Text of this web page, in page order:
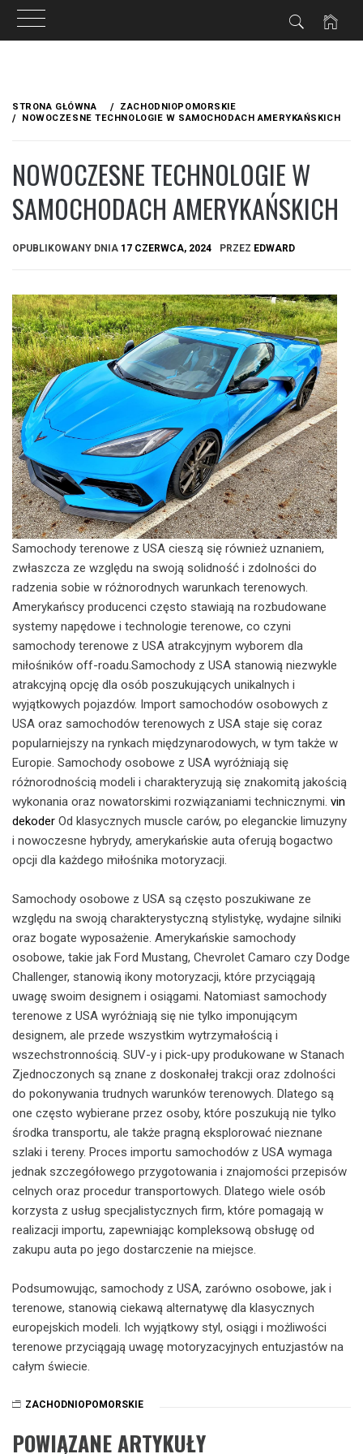
treści
STRONA GŁÓWNA
ZACHODNIOPOMORSKIE
NOWOCZESNE TECHNOLOGIE W SAMOCHODACH AMERYKAŃSKICH
NOWOCZESNE TECHNOLOGIE W
SAMOCHODACH AMERYKAŃSKICH
OPUBLIKOWANY DNIA 17 CZERWCA, 2024 PRZEZ EDWARD
Samochody terenowe z USA cieszą się również uznaniem,
zwłaszcza ze względu na swoją solidność i zdolności do
radzenia sobie w różnorodnych warunkach terenowych.
Amerykańscy producenci często stawiają na rozbudowane
systemy napędowe i technologie terenowe, co czyni
samochody terenowe z USA atrakcyjnym wyborem dla
miłośników off-roadu.Samochody z USA stanowią niezwykle
atrakcyjną opcję dla osób poszukujących unikalnych i
wyjątkowych pojazdów. Import samochodów osobowych z
USA oraz samochodów terenowych z USA staje się coraz
popularniejszy na rynkach międzynarodowych, w tym także w
Europie. Samochody osobowe z USA wyróżniają się
różnorodnością modeli i charakteryzują się znakomitą jakością
wykonania oraz nowatorskimi rozwiązaniami technicznymi. vin
dekoder Od klasycznych muscle carów, po eleganckie limuzyny
i nowoczesne hybrydy, amerykańskie auta oferują bogactwo
opcji dla każdego miłośnika motoryzacji.
Samochody osobowe z USA są często poszukiwane ze
względu na swoją charakterystyczną stylistykę, wydajne silniki
oraz bogate wyposażenie. Amerykańskie samochody
osobowe, takie jak Ford Mustang, Chevrolet Camaro czy Dodge
Challenger, stanowią ikony motoryzacji, które przyciągają
uwagę swoim designem i osiągami. Natomiast samochody
terenowe z USA wyróżniają się nie tylko imponującym
designem, ale przede wszystkim wytrzymałością i
wszechstronnością. SUV-y i pick-upy produkowane w Stanach
Zjednoczonych są znane z doskonałej trakcji oraz zdolności
do pokonywania trudnych warunków terenowych. Dlatego są
one często wybierane przez osoby, które poszukują nie tylko
środka transportu, ale także pragną eksplorować nieznane
szlaki i tereny. Proces importu samochodów z USA wymaga
jednak szczegółowego przygotowania i znajomości przepisów
celnych oraz procedur transportowych. Dlatego wiele osób
korzysta z usług specjalistycznych firm, które pomagają w
realizacji importu, zapewniając kompleksową obsługę od
zakupu auta po jego dostarczenie na miejsce.
Podsumowując, samochody z USA, zarówno osobowe, jak i
terenowe, stanowią ciekawą alternatywę dla klasycznych
europejskich modeli. Ich wyjątkowy styl, osiągi i możliwości
terenowe przyciągają uwagę motoryzacyjnych entuzjastów na
całym świecie.
ZACHODNIOPOMORSKIE
POWIĄZANE ARTYKUŁY